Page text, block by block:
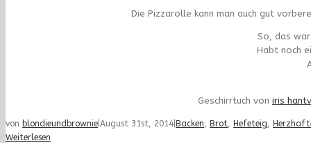
Die Pizzarolle kann man auch gut
So, das
Habt noch
Geschirrtuch von iris
von blondieundbrownie August 31st, 2014 Backen Brot Hefeteig
Weiterlesen